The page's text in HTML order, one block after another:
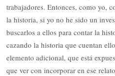
trabajadores. Entonces, como yo,
la historia, si yo no he sido un
buscarlos a ellos para contar la
cazando la historia que cuentan
elemento adicional, que está
que ver con incorporar en ese